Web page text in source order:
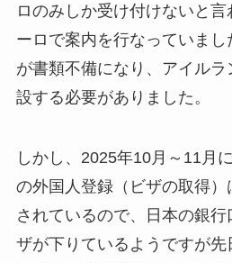
ロのみしか受け付けないと
ーロで案内を行なっていま
が書類不備になり、アイル
設する必要がありました。
しかし、2025年10月～11月
の外国人登録（ビザの取得
されているので、日本の銀
ザが下りているようですが先